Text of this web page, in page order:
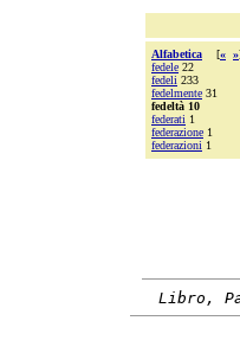
Alfabetica [« »
fedele 22
fedeli 233
fedelmente 31
fedeltà 10
federati 1
federazione 1
federazioni 1
Libro,